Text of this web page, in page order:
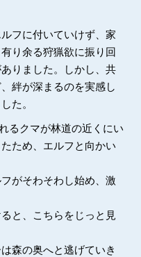
フに付いていけず、家
り余る狩猟欲に振り回
りました。しかし、共
絆が深まるのを実感し
た。
るクマが林道の近くにい
ため、エルフと向かい
がそわそわし始め、激
と、こちらをじっと見
森の奥へと逃げていき